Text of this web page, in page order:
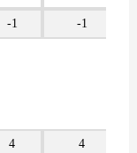
-1 -1
4 4